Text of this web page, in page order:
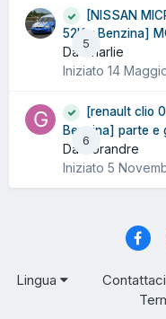
5
[NISSAN
52Kw Benzina]
Da Charlie
Iniziato 14
6
[renault clio
Benzina] parte e
Da Gorandre
Iniziato 5
Lingua Contattaci